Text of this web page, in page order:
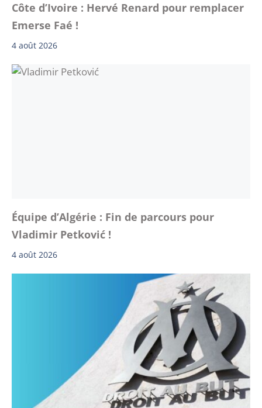
Côte d’Ivoire : Hervé Renard pour remplacer
Emerse Faé !
4 août 2026
Équipe d’Algérie : Fin de parcours pour
Vladimir Petković !
4 août 2026